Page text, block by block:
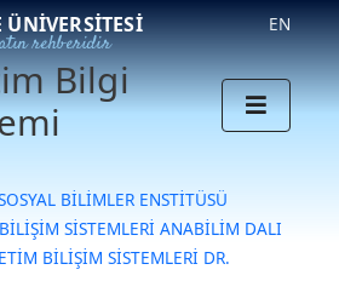
rehberidir
EN
Bilgi
BİLİMLER ENSTİTÜSÜ
SİSTEMLERİ ANABİLİM DALI
BİLİŞİM SİSTEMLERİ DR.